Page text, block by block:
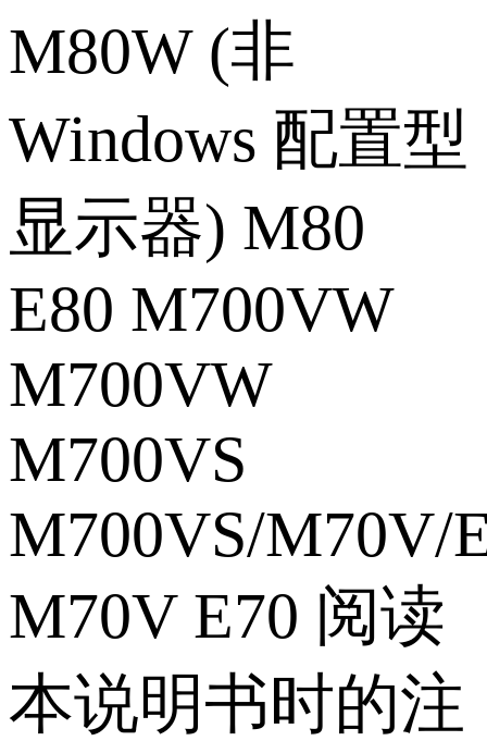
M80W (非
Windows 配置型
显示器) M80
E80 M700VW
M700VW
M700VS
M700VS/M70V/
M70V E70 阅读
本说明书时的注